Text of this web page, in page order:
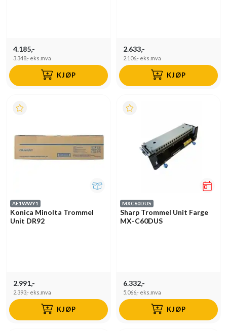
4.185,-
3.348,- eks.mva
KJØP
2.633,-
2.106,- eks.mva
KJØP
AE1WWY1
Konica Minolta Trommel
Unit DR92
2.991,-
2.393,- eks.mva
KJØP
MXC60DUS
Sharp Trommel Unit Farge
MX-C60DUS
6.332,-
5.066,- eks.mva
KJØP